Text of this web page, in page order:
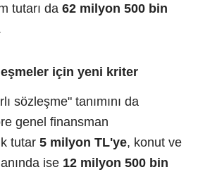
tutarı da 62 milyon 500 bin
için yeni kriter
sözleşme" tanımını da
genel finansman
tutar 5 milyon TL'ye, konut ve
ise 12 milyon 500 bin